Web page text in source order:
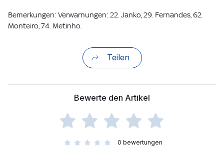
Bemerkungen: Verwarnungen: 22. Janko, 29. Fernandes, 62.
Monteiro, 74. Metinho.
Teilen
Bewerte den Artikel
0 bewertungen